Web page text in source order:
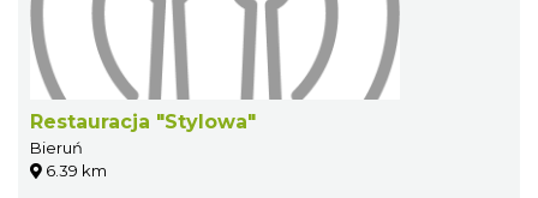
Restauracja "Stylowa"
Bieruń
6.39 km